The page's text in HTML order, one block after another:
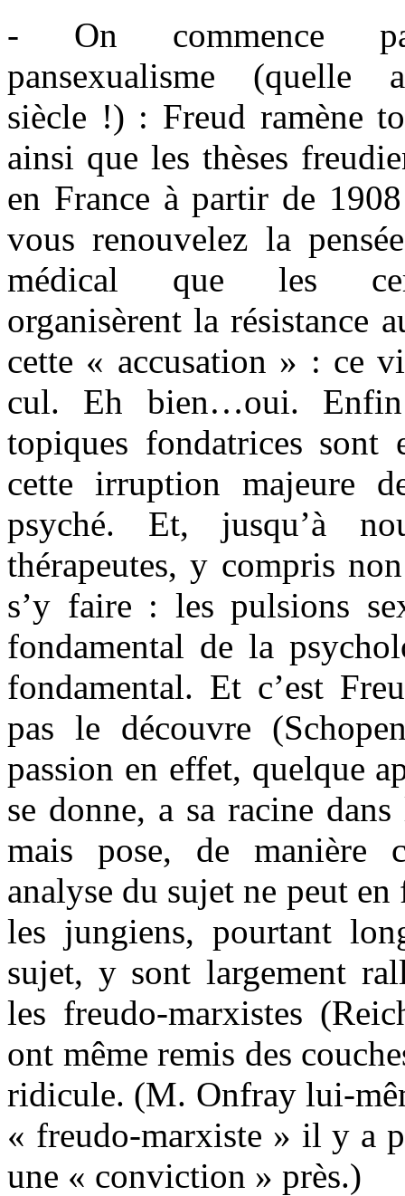
- On commence
pansexualisme (quelle
siècle !) : Freud ramène
ainsi que les thèses
en France à partir de
vous renouvelez la
médical que les
organisèrent la résistance
cette « accusation » : ce
cul. Eh bien…oui.
topiques fondatrices sont
cette irruption majeure
psyché. Et, jusqu’à
thérapeutes, y compris
s’y faire : les pulsions
fondamental de la
fondamental. Et c’est
pas le découvre
passion en effet, quelque
se donne, a sa racine
mais pose, de manière
analyse du sujet ne peut
les jungiens, pourtant
sujet, y sont largement
les freudo-marxistes
ont même remis des
ridicule. (M. Onfray lui-
« freudo-marxiste » il y a
une « conviction » près.)